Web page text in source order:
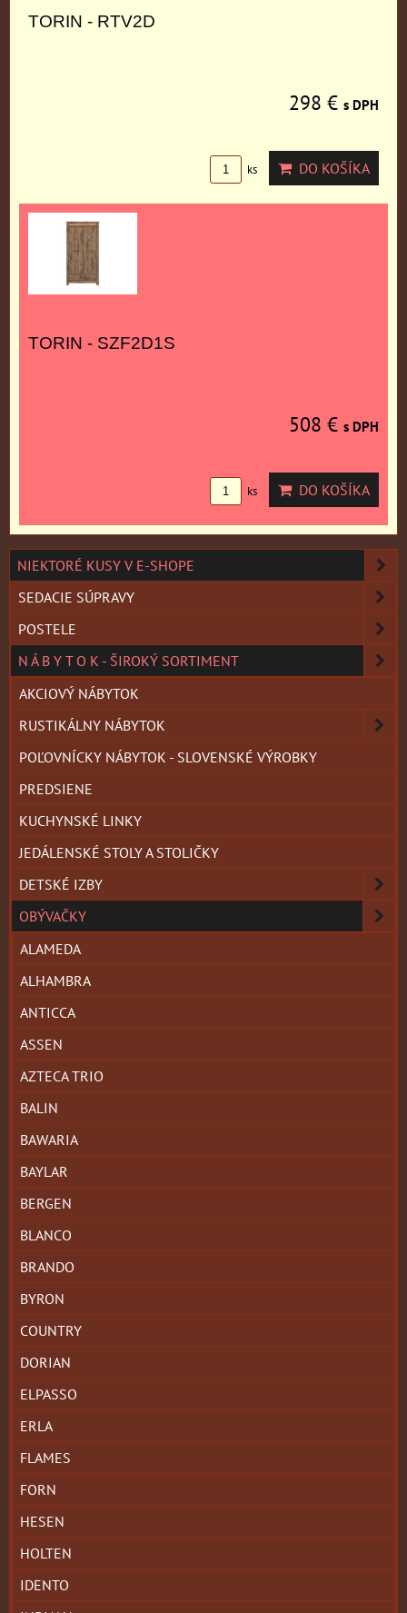
TORIN - RTV2D
298 € s DPH
ks DO KOŠÍKA
TORIN - SZF2D1S
508 € s DPH
ks DO KOŠÍKA
NIEKTORÉ KUSY V E-SHOPE
SEDACIE SÚPRAVY
POSTELE
N Á B Y T O K - ŠIROKÝ SORTIMENT
AKCIOVÝ NÁBYTOK
RUSTIKÁLNY NÁBYTOK
POĽOVNÍCKY NÁBYTOK - SLOVENSKÉ VÝROBKY
PREDSIENE
KUCHYNSKÉ LINKY
JEDÁLENSKÉ STOLY A STOLIČKY
DETSKÉ IZBY
OBÝVAČKY
ALAMEDA
ALHAMBRA
ANTICCA
ASSEN
AZTECA TRIO
BALIN
BAWARIA
BAYLAR
BERGEN
BLANCO
BRANDO
BYRON
COUNTRY
DORIAN
ELPASSO
ERLA
FLAMES
FORN
HESEN
HOLTEN
IDENTO